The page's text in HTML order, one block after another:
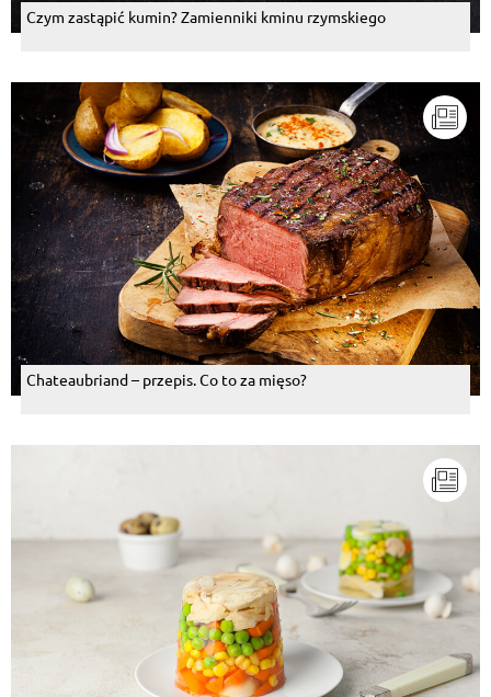
Czym zastąpić kumin? Zamienniki kminu rzymskiego
Chateaubriand – przepis. Co to za mięso?